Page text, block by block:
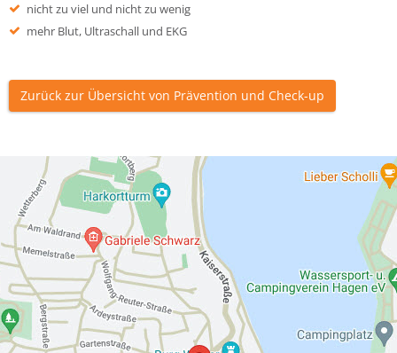
nicht zu viel und nicht zu wenig
mehr Blut, Ultraschall und EKG
Zurück zur Übersicht von Prävention und Check-up